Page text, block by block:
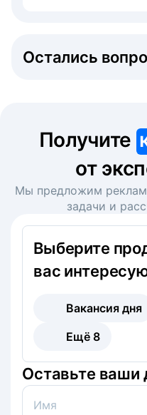
Остались
Получите
от
Мы предложим
задачи и
Выберите
вас
Вакансия дня
Ещё 8
Оставьте ваши
Имя